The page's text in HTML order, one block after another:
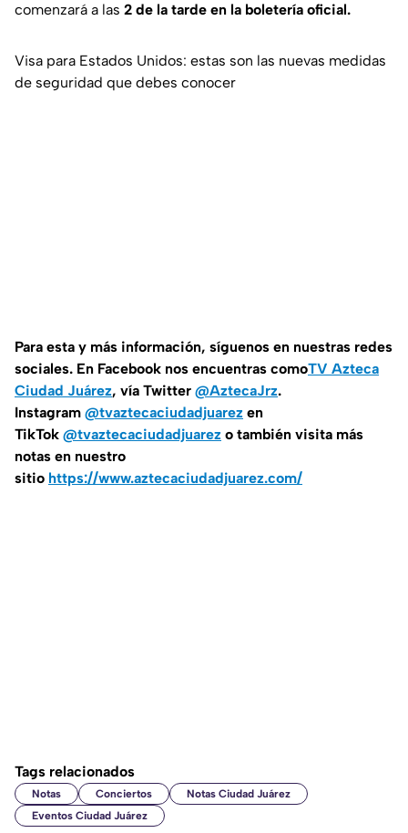
comenzará a las 2 de la tarde en la boletería oficial.
Visa para Estados Unidos: estas son las nuevas medidas
de seguridad que debes conocer
Para esta y más información, síguenos en nuestras redes
sociales. En Facebook nos encuentras comoTV Azteca
Ciudad Juárez, vía Twitter @AztecaJrz.
Instagram @tvaztecaciudadjuarez en
TikTok @tvaztecaciudadjuarez o también visita más
notas en nuestro
sitio https://www.aztecaciudadjuarez.com/
Tags relacionados
Notas Conciertos
Notas Ciudad Juárez
Eventos Ciudad Juárez